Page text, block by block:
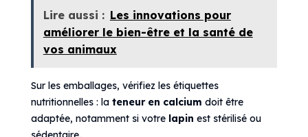
Lire aussi : Les innovations pour
améliorer le bien-être et la santé de
vos animaux
Sur les emballages, vérifiez les étiquettes
nutritionnelles : la teneur en calcium doit être
adaptée, notamment si votre lapin est stérilisé ou